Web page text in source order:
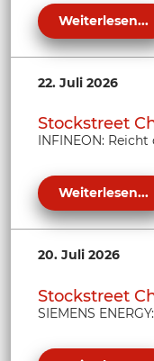
Weiterlesen...
22. Juli 2026
Stockstreet
INFINEON:
Weiterlesen...
20. Juli 2026
Stockstreet
SIEMENS